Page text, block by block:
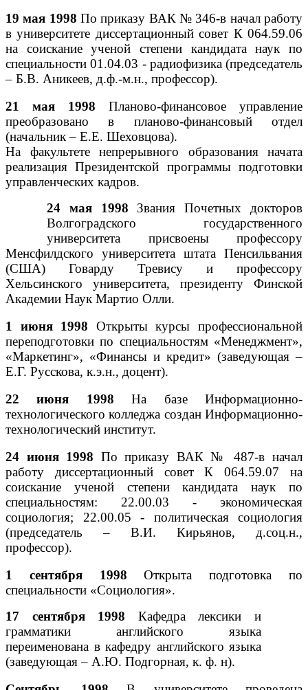
19 мая 1998 По приказу ВАК № 346-в начал работу
в университете диссертационный совет К 064.59.06
на соискание ученой степени кандидата наук по
специальности 01.04.03 - радиофизика (председатель
– Б.В. Аникеев, д.ф.-м.н., профессор).
21 мая 1998 Планово-финансовое управление
преобразовано в планово-финансовый отдел
(начальник – Е.Е. Шеховцова).
На факультете непрерывного образования начата
реализация Президентской программы подготовки
управленческих кадров.
24 мая 1998 Звания Почетных докторов
Волгоградского государственного
университета присвоены профессору
Менсфилдского университета штата Пенсильвания
(США) Говарду Тревису и профессору
Хельсинского университета, президенту Финской
Академии Наук Мартио Олли.
1 июня 1998 Открыты курсы профессиональной
переподготовки по специальностям «Менеджмент»,
«Маркетинг», «Финансы и кредит» (заведующая –
Е.Г. Русскова, к.э.н., доцент).
22 июня 1998 На базе Информационно-
технологического колледжа создан Информационно-
технологический институт.
24 июня 1998 По приказу ВАК № 487-в начал
работу диссертационный совет К 064.59.07 на
соискание ученой степени кандидата наук по
специальностям: 22.00.03 - экономическая
социология; 22.00.05 - политическая социология
(председатель – В.И. Кирьянов, д.соц.н.,
профессор).
1 сентября 1998 Открыта подготовка по
специальности «Социология».
17 сентября 1998 Кафедра лексики и
грамматики английского языка
переименована в кафедру английского языка
(заведующая – А.Ю. Подгорная, к. ф. н).